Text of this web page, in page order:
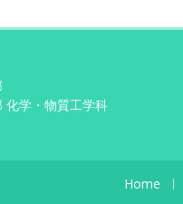
化学・物質工学科
Home